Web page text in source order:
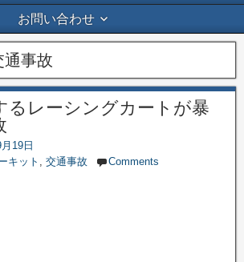
お問い合わせ
通事故
るレーシングカートが暴
19日
キット , 交通事故 Comments